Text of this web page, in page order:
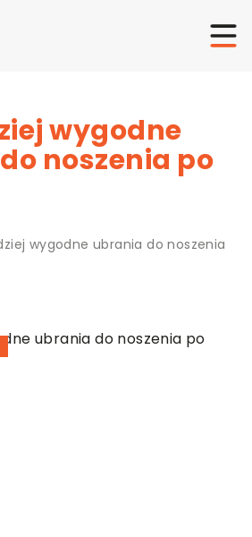
wygodne
noszenia po
wygodne ubrania do noszenia